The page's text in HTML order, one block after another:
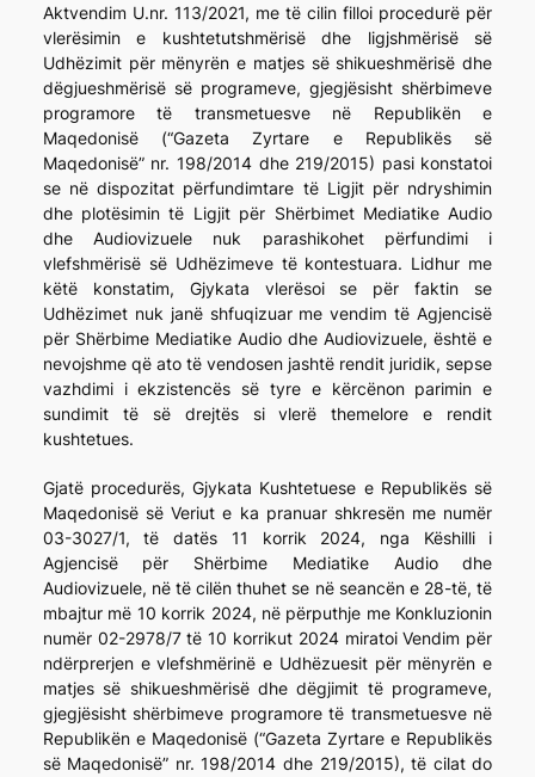
Aktvendim U.nr. 113/2021, me të cilin filloi procedurë për
vlerësimin e kushtetutshmërisë dhe ligjshmërisë së
Udhëzimit për mënyrën e matjes së shikueshmërisë dhe
dëgjueshmërisë së programeve, gjegjësisht shërbimeve
programore të transmetuesve në Republikën e
Maqedonisë (“Gazeta Zyrtare e Republikës së
Maqedonisë” nr. 198/2014 dhe 219/2015) pasi konstatoi
se në dispozitat përfundimtare të Ligjit për ndryshimin
dhe plotësimin të Ligjit për Shërbimet Mediatike Audio
dhe Audiovizuele nuk parashikohet përfundimi i
vlefshmërisë së Udhëzimeve të kontestuara. Lidhur me
këtë konstatim, Gjykata vlerësoi se për faktin se
Udhëzimet nuk janë shfuqizuar me vendim të Agjencisë
për Shërbime Mediatike Audio dhe Audiovizuele, është e
nevojshme që ato të vendosen jashtë rendit juridik, sepse
vazhdimi i ekzistencës së tyre e kërcënon parimin e
sundimit të së drejtës si vlerë themelore e rendit
kushtetues.
Gjatë procedurës, Gjykata Kushtetuese e Republikës së
Maqedonisë së Veriut e ka pranuar shkresën me numër
03-3027/1, të datës 11 korrik 2024, nga Këshilli i
Agjencisë për Shërbime Mediatike Audio dhe
Audiovizuele, në të cilën thuhet se në seancën e 28-të, të
mbajtur më 10 korrik 2024, në përputhje me Konkluzionin
numër 02-2978/7 të 10 korrikut 2024 miratoi Vendim për
ndërprerjen e vlefshmërinë e Udhëzuesit për mënyrën e
matjes së shikueshmërisë dhe dëgjimit të programeve,
gjegjësisht shërbimeve programore të transmetuesve në
Republikën e Maqedonisë (“Gazeta Zyrtare e Republikës
së Maqedonisë” nr. 198/2014 dhe 219/2015), të cilat do